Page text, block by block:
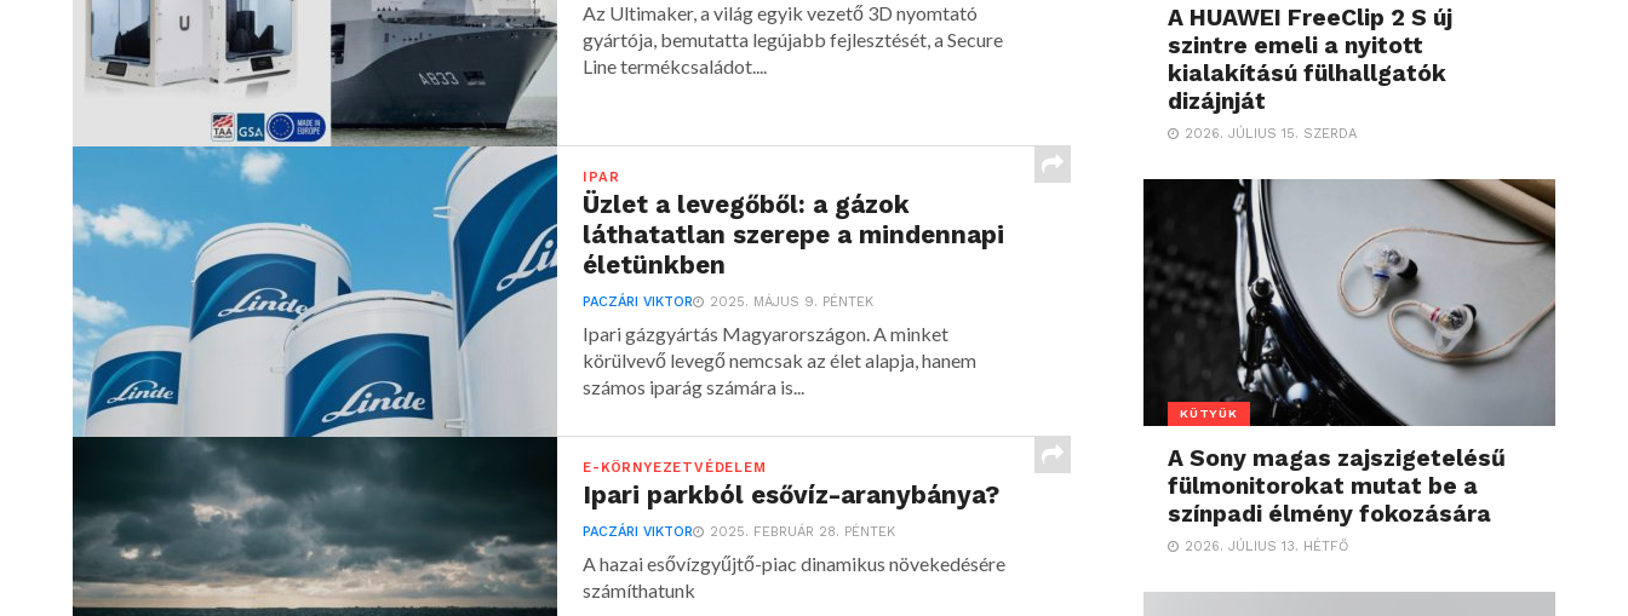
Az Ultimaker, a világ egyik vezető 3D nyomtató
gyártója, bemutatta legújabb fejlesztését, a Secure
Line termékcsaládot....
IPAR
Üzlet a levegőből: a gázok
láthatatlan szerepe a mindennapi
életünkben
PACZÁRI VIKTOR 2025. MÁJUS 9. PÉNTEK
Ipari gázgyártás Magyarországon. A minket
körülvevő levegő nemcsak az élet alapja, hanem
számos iparág számára is...
E-KÖRNYEZETVÉDELEM
Ipari parkból esővíz-aranybánya?
PACZÁRI VIKTOR 2025. FEBRUÁR 28. PÉNTEK
A hazai esővízgyűjtő-piac dinamikus növekedésére
számíthatunk
A HUAWEI FreeClip 2 S új
szintre emeli a nyitott
kialakítású fülhallgatók
dizájnját
2026. JÚLIUS 15. SZERDA
KÜTYÜK
A Sony magas zajszigetelésű
fülmonitorokat mutat be a
színpadi élmény fokozására
2026. JÚLIUS 13. HÉTFŐ